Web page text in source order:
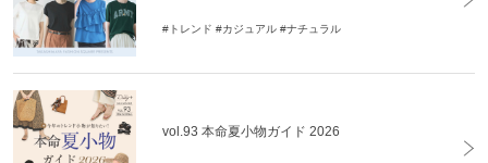
#トレンド #カジュアル #ナチュラル
vol.93 本命夏小物ガイド 2026